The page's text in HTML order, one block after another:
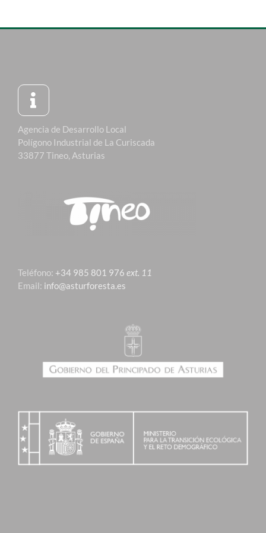
Agencia de Desarrollo Local
Polígono Industrial de La Curiscada
33877 Tineo, Asturias
Teléfono: +34 985 801 976 ext. 11
Email: info@asturforesta.es